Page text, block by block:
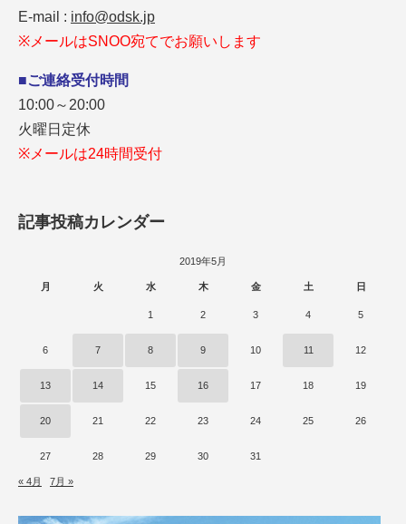
E-mail : info@odsk.jp
※メールはSNOO宛てでお願いします
■ご連絡受付時間
10:00～20:00
火曜日定休
※メールは24時間受付
記事投稿カレンダー
2019年5月
月 火 水 木 金 土 日
1 2 3 4 5
6 7 8 9 10 11 12
13 14 15 16 17 18 19
20 21 22 23 24 25 26
27 28 29 30 31
« 4月 7月 »